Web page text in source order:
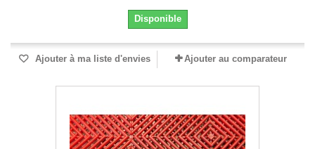
Disponible
Ajouter à ma liste d'envies Ajouter au comparateur